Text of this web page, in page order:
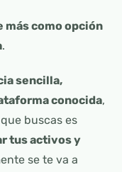
más como opción
.
sencilla,
conocida,
buscas es
tus activos y
se te va a